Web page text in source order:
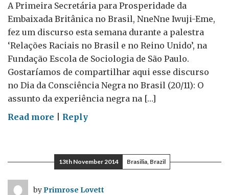
A Primeira Secretária para Prosperidade da
Embaixada Britânica no Brasil, NneNne Iwuji-Eme,
fez um discurso esta semana durante a palestra
‘Relações Raciais no Brasil e no Reino Unido’, na
Fundação Escola de Sociologia de São Paulo.
Gostaríamos de compartilhar aqui esse discurso
no Dia da Consciência Negra no Brasil (20/11): O
assunto da experiência negra na […]
Read more on
de
ser
Reply
13th November 2014 Brasilia, Brazil
byPrimrose Lovett